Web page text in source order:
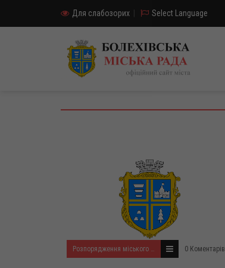
Для слабозорих Select Language
Розпорядження міського голови за 2022 рік 0 Коментарів